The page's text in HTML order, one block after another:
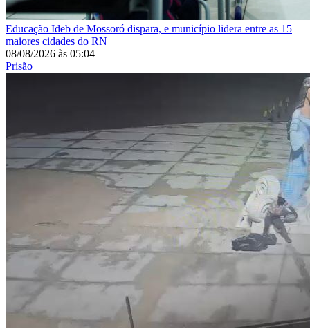
Educação Ideb de Mossoró dispara, e município lidera entre as 15
maiores cidades do RN
08/08/2026 às 05:04
Prisão